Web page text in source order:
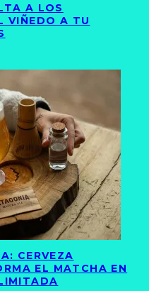
A LOS
VIÑEDO A TU
CERVEZA
EL MATCHA EN